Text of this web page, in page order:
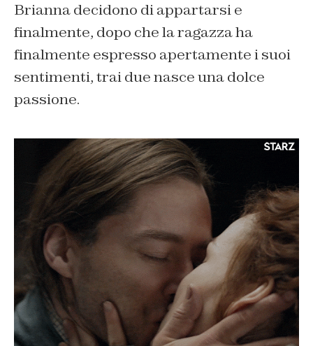
Brianna decidono di appartarsi e
finalmente, dopo che la ragazza ha
finalmente espresso apertamente i suoi
sentimenti, trai due nasce una dolce
passione.